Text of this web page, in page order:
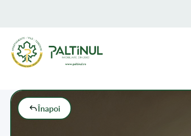
Înapoi